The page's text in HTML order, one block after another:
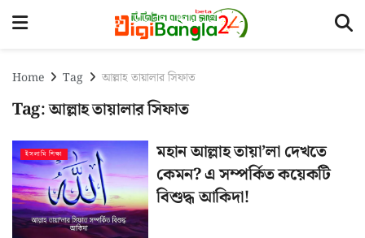
Home Tag আল্লাহ তায়ালার সিফাত
Tag:আল্লাহ তায়ালার সিফাত
ইসলামি শিক্ষা
মহান আল্লাহ তায়া’লা দেখতে
কেমন? এ সম্পর্কিত কয়েকটি
বিশুদ্ধ আকিদা!